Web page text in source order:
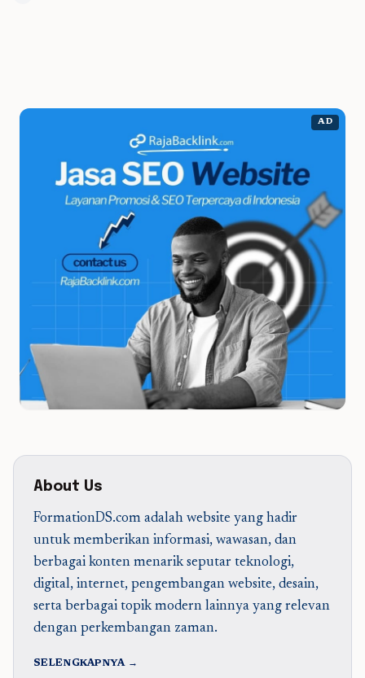
AD
About Us
FormationDS.com adalah website yang hadir
untuk memberikan informasi, wawasan, dan
berbagai konten menarik seputar teknologi,
digital, internet, pengembangan website, desain,
serta berbagai topik modern lainnya yang relevan
dengan perkembangan zaman.
SELENGKAPNYA →